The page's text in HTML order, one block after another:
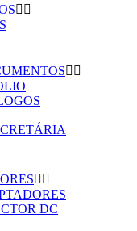
 
 
 
DC